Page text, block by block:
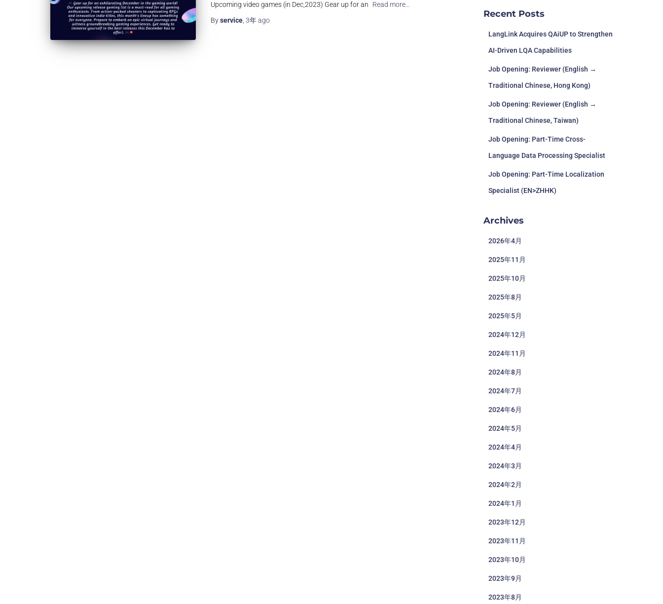
Upcoming video games (in Dec,2023) Gear up for an
Read more…
Byservice 3年ago
Recent Posts
LangLink Acquires QAiUP to Strengthen
AI-Driven LQA Capabilities
Job Opening: Reviewer (English →
Traditional Chinese, Hong Kong)
Job Opening: Reviewer (English →
Traditional Chinese, Taiwan)
Job Opening: Part-Time Cross-
Language Data Processing Specialist
Job Opening: Part-Time Localization
Specialist (EN>ZHHK)
Archives
2026年4月
2025年11月
2025年10月
2025年8月
2025年5月
2024年12月
2024年11月
2024年8月
2024年7月
2024年6月
2024年5月
2024年4月
2024年3月
2024年2月
2024年1月
2023年12月
2023年11月
2023年10月
2023年9月
2023年8月